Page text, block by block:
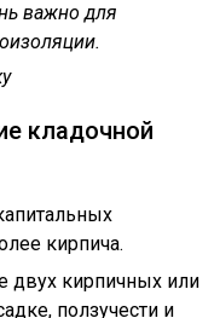
важно для
кладочной
кирпича.
двух кирпичных или
ползучести и